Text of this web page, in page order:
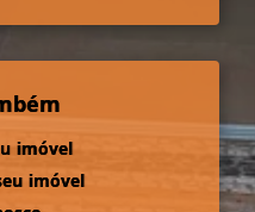
imóvel
imóvel